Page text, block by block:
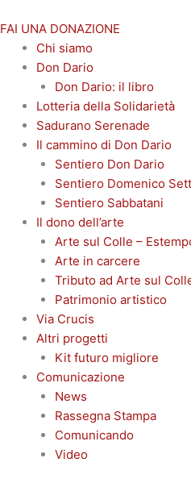
al
contenuto
FAI UNA DONAZIONE
Chi siamo
Don Dario
Don Dario: il libro
Lotteria della Solidarietà
Sadurano Serenade
Il cammino di Don Dario
Sentiero Don Dario
Sentiero Domenico
Sentiero Sabbatani
Il dono dell’arte
Arte sul Colle –
Arte in carcere
Tributo ad Arte sul
Patrimonio artistico
Via Crucis
Altri progetti
Kit futuro migliore
Comunicazione
News
Rassegna Stampa
Comunicando
Video